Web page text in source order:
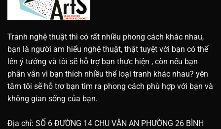
Tranh nghệ thuật thì có rất nhiều phong cách khác nhau,
bạn là người am hiểu nghệ thuật, thật tuyệt vời bạn có thể
lên ý tưởng và tôi sẽ hỗ trợ bạn thực hiện , còn nếu bạn
phân vân vì bạn thích nhiều thể loại tranh khác nhau? yên
tâm tôi sẽ hỗ trợ bạn tìm ra phong cách phù hợp với bạn và
không gian sống của bạn.
Địa chỉ: SỐ 6 ĐƯỜNG 14 CHU VĂN AN PHƯỜNG 26 BÌNH